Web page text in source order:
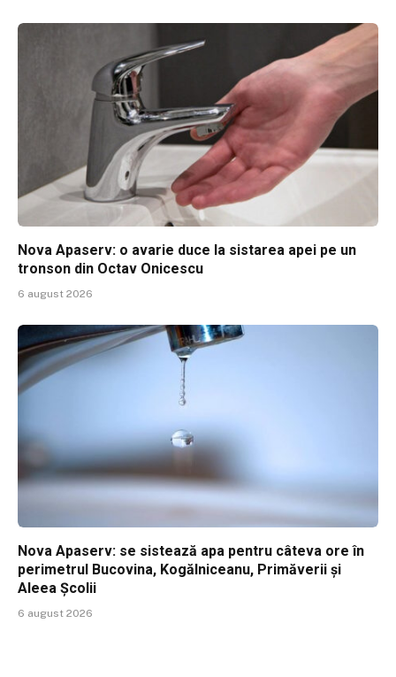
Nova Apaserv: o avarie duce la sistarea apei pe un
tronson din Octav Onicescu
6 august 2026
Nova Apaserv: se sistează apa pentru câteva ore în
perimetrul Bucovina, Kogălniceanu, Primăverii și
Aleea Școlii
6 august 2026